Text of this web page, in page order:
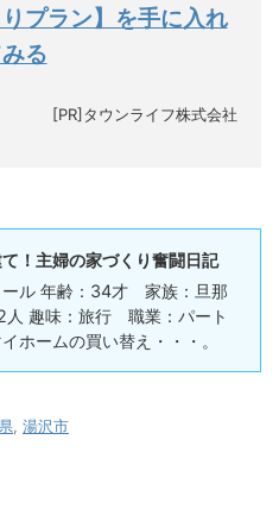
プラン】を手に入れ
る
[PR]タウンライフ株式会社
！主婦の家づくり奮闘日記
ール 年齢：34才 家族：旦那
人 趣味：旅行 職業：パート
ホームの買い替え・・・。
湯沢市